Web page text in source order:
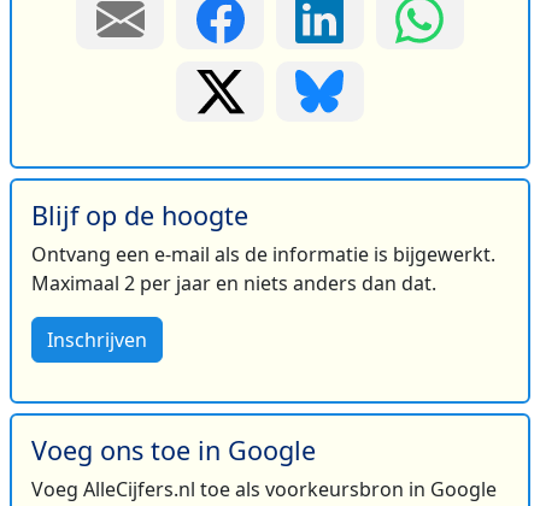
Blijf op de hoogte
Ontvang een e-mail als de informatie is bijgewerkt.
Maximaal 2 per jaar en niets anders dan dat.
Inschrijven
Voeg ons toe in Google
Voeg AlleCijfers.nl toe als voorkeursbron in Google